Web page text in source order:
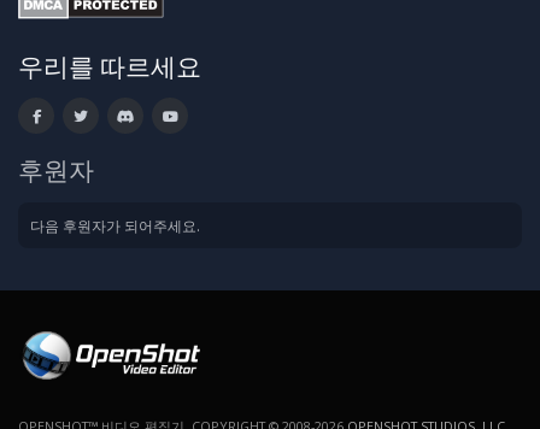
우리를 따르세요
후원자
다음 후원자가 되어주세요.